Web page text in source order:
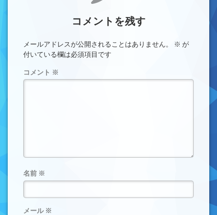
コメントを残す
メールアドレスが公開されることはありません。 ※ が
付いている欄は必須項目です
コメント ※
名前 ※
メール ※